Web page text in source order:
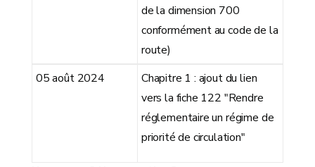
de la dimension 700
conformément au code de la
route)
05 août 2024
Chapitre 1 : ajout du lien
vers la fiche 122 "Rendre
réglementaire un régime de
priorité de circulation"